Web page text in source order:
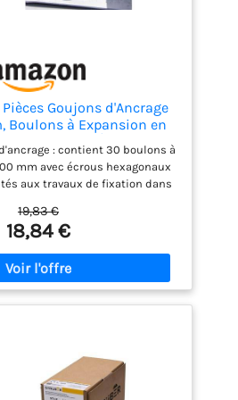
Pièces Goujons d'Ancrage
Boulons à Expansion en
Zingué avec Écrous et
Béton pour Garde-
Machines et Construction
: contient 30 boulons à
mm avec écrous hexagonaux
aux travaux de fixation dans
M10 x 100 mm : diamètre de 10
de 100 mm, pratique pour les
une fixation mécanique
durs. Acier carbone zingué
en acier carbone avec
aider à résister à l'usure, à
pour créer l'expansion et
en place. Applications
19,83 €
18,84 €